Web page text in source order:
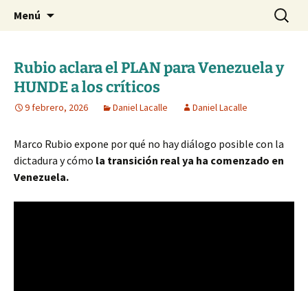
dlacalle.com
Blog de Daniel Lacalle
Menú Buscar:
Rubio aclara el PLAN para Venezuela y
HUNDE a los críticos
9 febrero, 2026 Daniel Lacalle Daniel Lacalle
Marco Rubio expone por qué no hay diálogo posible con la
dictadura y cómo la transición real ya ha comenzado en
Venezuela.